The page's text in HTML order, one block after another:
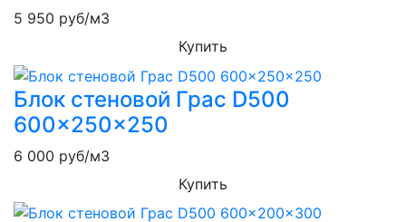
5 950 руб/м3
Купить
Блок стеновой Грас D500
600x250x250
6 000 руб/м3
Купить